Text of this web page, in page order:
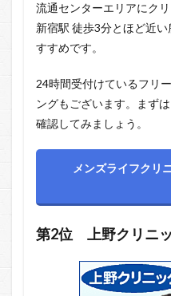
流通センターエリアにク
新宿駅 徒歩3分とほど近
すすめです。
24時間受付けているフリ
ングもございます。まず
確認してみましょう。
メンズライフク
第2位 上野クリニ